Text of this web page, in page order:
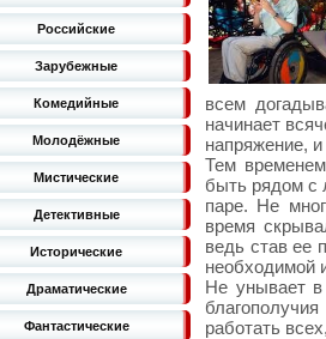
Российские
Зарубежные
Комедийные
Молодёжные
Мистические
Детективные
Исторические
Драматические
Фантастические
всем
начинает
напряжение,
Тем
быть рядом с
паре. Не
время
ведь став ее
необходимой
Не унывает в
работать